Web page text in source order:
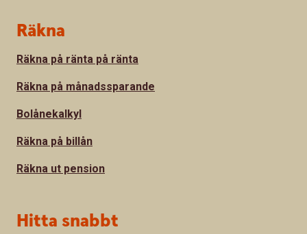
Sidfot
Räkna
Räkna på ränta på ränta
Räkna på månadssparande
Bolånekalkyl
Räkna på billån
Räkna ut pension
Hitta snabbt